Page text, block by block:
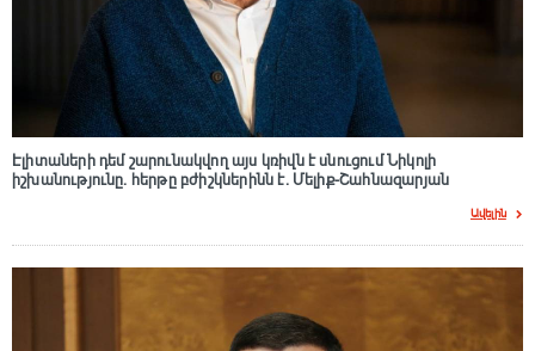
Էլիտաների դեմ շարունակվող այս կռիվն է սնուցում Նիկոլի
իշխանությունը. հերթը բժիշկներինն է. Մելիք-Շահնազարյան
Ավելին